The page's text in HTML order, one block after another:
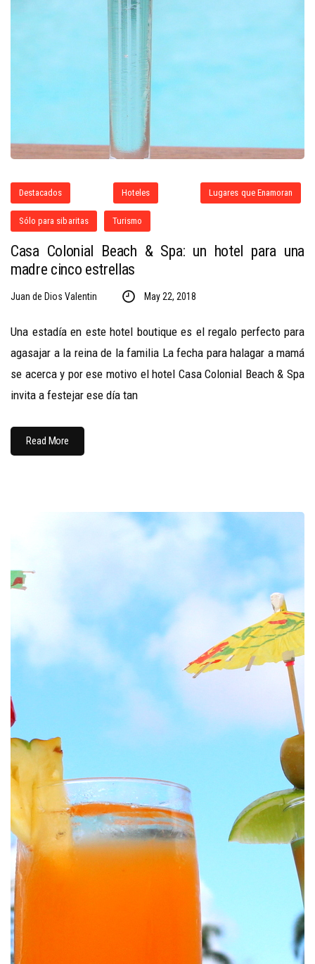
Destacados Hoteles Lugares que Enamoran
Sólo para sibaritas Turismo
Casa Colonial Beach & Spa: un hotel para una
madre cinco estrellas
Juan de Dios Valentin May 22, 2018
Una estadía en este hotel boutique es el regalo perfecto para
agasajar a la reina de la familia La fecha para halagar a mamá
se acerca y por ese motivo el hotel Casa Colonial Beach & Spa
invita a festejar ese día tan
Read More